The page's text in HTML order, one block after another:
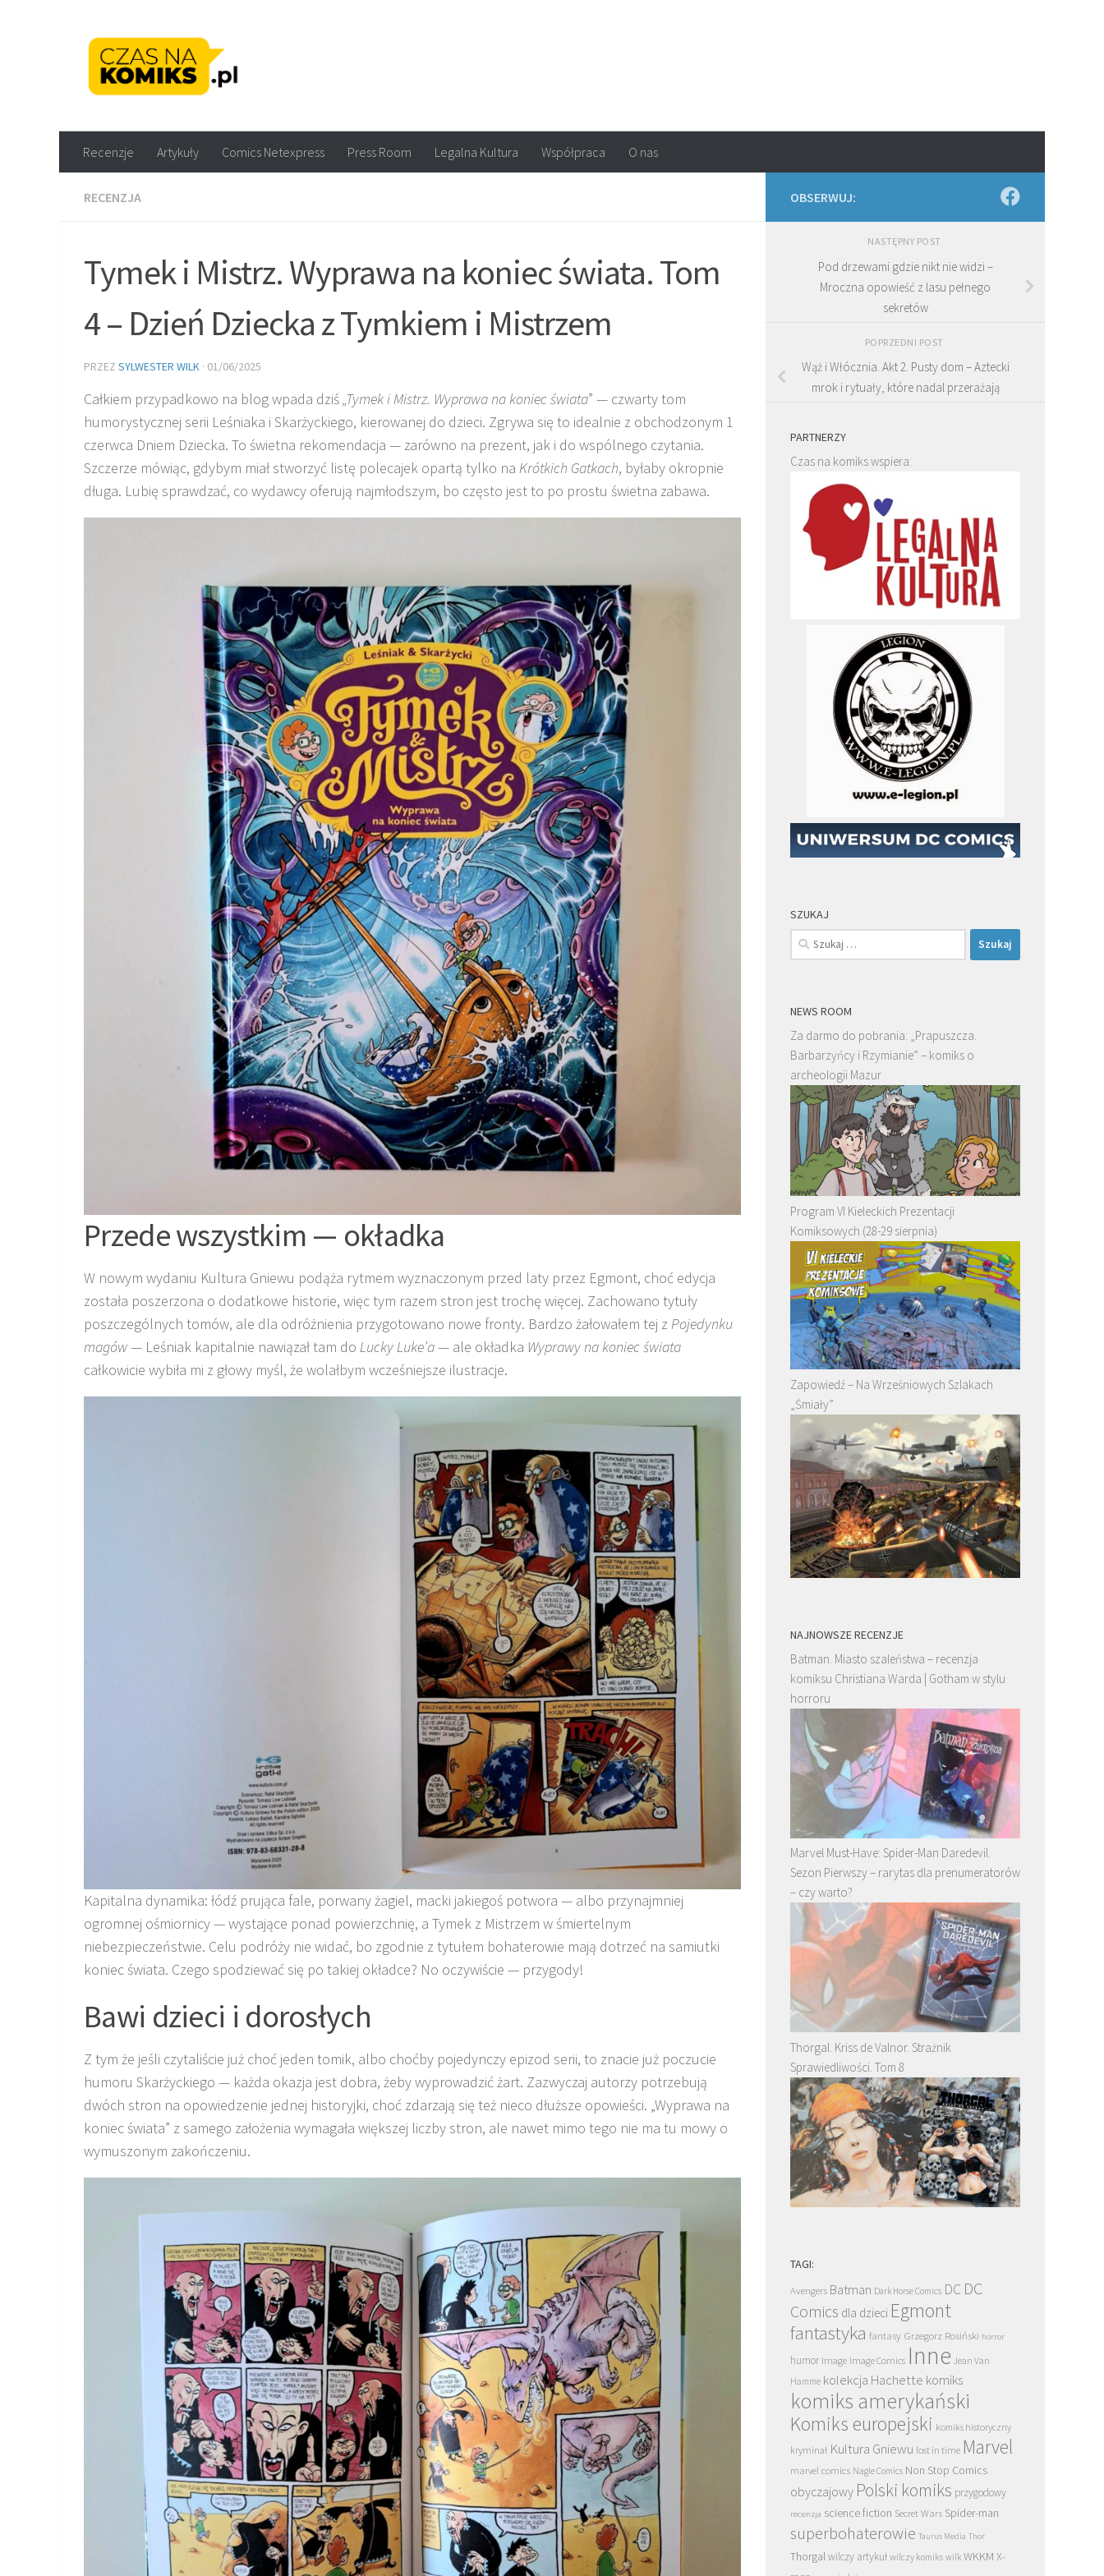
Recenzje Artykuły Comics Netexpress Press Room Legalna Kultura Współpraca O nas
RECENZJA
Tymek i Mistrz. Wyprawa na koniec świata. Tom
4 – Dzień Dziecka z Tymkiem i Mistrzem
PRZEZ SYLWESTER WILK · 01/06/2025
Całkiem przypadkowo na blog wpada dziś„Tymek i Mistrz. Wyprawa na koniec świata” — czwarty tom
humorystycznej serii Leśniaka i Skarżyckiego, kierowanej do dzieci. Zgrywa się to idealnie z obchodzonym 1
czerwca Dniem Dziecka. To świetna rekomendacja — zarówno na prezent, jak i do wspólnego czytania.
Szczerze mówiąc, gdybym miał stworzyć listę polecajek opartą tylko na Krótkich Gatkach, byłaby okropnie
długa. Lubię sprawdzać, co wydawcy oferują najmłodszym, bo często jest to po prostu świetna zabawa.
Przede wszystkim — okładka
W nowym wydaniu Kultura Gniewu podąża rytmem wyznaczonym przed laty przez Egmont, choć edycja
została poszerzona o dodatkowe historie, więc tym razem stron jest trochę więcej. Zachowano tytuły
poszczególnych tomów, ale dla odróżnienia przygotowano nowe fronty. Bardzo żałowałem tej z Pojedynku
magów— Leśniak kapitalnie nawiązał tam do Lucky Luke’a— ale okładka Wyprawy na koniec świata
całkowicie wybiła mi z głowy myśl, że wolałbym wcześniejsze ilustracje.
Kapitalna dynamika: łódź prująca fale, porwany żagiel, macki jakiegoś potwora — albo przynajmniej
ogromnej ośmiornicy — wystające ponad powierzchnię, a Tymek z Mistrzem w śmiertelnym
niebezpieczeństwie. Celu podróży nie widać, bo zgodnie z tytułem bohaterowie mają dotrzeć na samiutki
koniec świata. Czego spodziewać się po takiej okładce? No oczywiście — przygody!
Bawi dzieci i dorosłych
Z tym że jeśli czytaliście już choć jeden tomik, albo choćby pojedynczy epizod serii, to znacie już poczucie
humoru Skarżyckiego — każda okazja jest dobra, żeby wyprowadzić żart. Zazwyczaj autorzy potrzebują
dwóch stron na opowiedzenie jednej historyjki, choć zdarzają się też nieco dłuższe opowieści. „Wyprawa na
koniec świata” z samego założenia wymagała większej liczby stron, ale nawet mimo tego nie ma tu mowy o
wymuszonym zakończeniu.
OBSERWUJ:
NASTĘPNY POST
Pod drzewami gdzie nikt nie widzi –
Mroczna opowieść z lasu pełnego
sekretów
POPRZEDNI POST
Wąż i Włócznia. Akt 2. Pusty dom – Aztecki
mrok i rytuały, które nadal przerażają
PARTNERZY
Czas na komiks wspiera:
SZUKAJ
Szukaj:
NEWS ROOM
Za darmo do pobrania: „Prapuszcza.
Barbarzyńcy i Rzymianie” – komiks o
archeologii Mazur
Program VI Kieleckich Prezentacji
Komiksowych (28-29 sierpnia)
Zapowiedź – Na Wrześniowych Szlakach
„Śmiały”
NAJNOWSZE RECENZJE
Batman. Miasto szaleństwa – recenzja
komiksu Christiana Warda | Gotham w stylu
horroru
Marvel Must-Have: Spider-Man Daredevil.
Sezon Pierwszy – rarytas dla prenumeratorów
– czy warto?
Thorgal. Kriss de Valnor. Strażnik
Sprawiedliwości. Tom 8
TAGI:
Avengers Batman Dark Horse Comics DC DC
Comics dla dzieci Egmont
fantastyka fantasy Grzegorz Rosiński horror
humor Image Image Comics Inne Jean Van
Hamme kolekcja Hachette komiks
komiks amerykański
Komiks europejski komiks historyczny
kryminał Kultura Gniewu lost in time Marvel
marvel comics Nagle Comics Non Stop Comics
obyczajowy Polski komiks przygodowy
recenzja science fiction Secret Wars Spider-man
superbohaterowie Taurus Media Thor
Thorgalwilczy artykuł wilczy komiks wilk WKKM X-